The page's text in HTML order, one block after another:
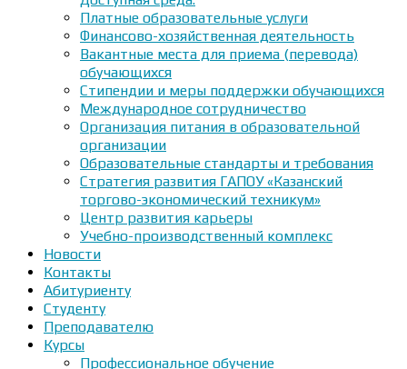
Платные образовательные услуги
Финансово-хозяйственная деятельность
Вакантные места для приема (перевода)
обучающихся
Стипендии и меры поддержки обучающихся
Международное сотрудничество
Организация питания в образовательной
организации
Образовательные стандарты и требования
Стратегия развития ГАПОУ «Казанский
торгово-экономический техникум»
Центр развития карьеры
Учебно-производственный комплекс
Новости
Контакты
Абитуриенту
Студенту
Преподавателю
Курсы
Профессиональное обучение